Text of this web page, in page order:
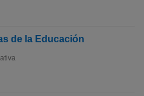
de la Educación